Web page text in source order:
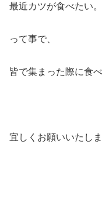
最近カツが食べたい。
って事で、
皆で集まった際に食
宜しくお願いいたしま